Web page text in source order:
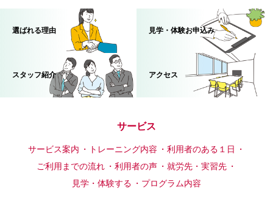
選ばれる理由 見学・体験お申込み
スタッフ紹介 アクセス
サービス
サービス案内 トレーニング内容
利用者のある１日
ご利用までの流れ
利用者の声
就労先・実習先
見学・体験する
プログラム内容